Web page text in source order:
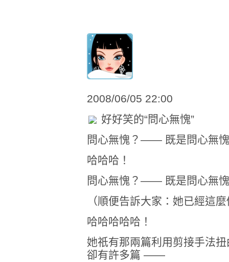
2008/06/05 22:00
好好笑的“問心無愧”
問心無愧？—— 既是問心無
哈哈哈！
問心無愧？—— 既是問心無
（順便告訴大家：她已經這
哈哈哈哈哈！
她祇有那兩篇利用剪接手法
卻有許多篇 ——